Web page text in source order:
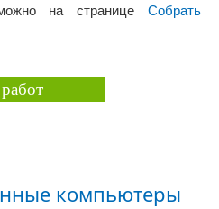
на странице Собрать
компьютеры